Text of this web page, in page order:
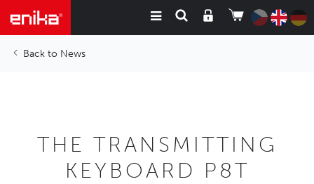
News
THE TRANSMITTING
KEYBOARD P8T